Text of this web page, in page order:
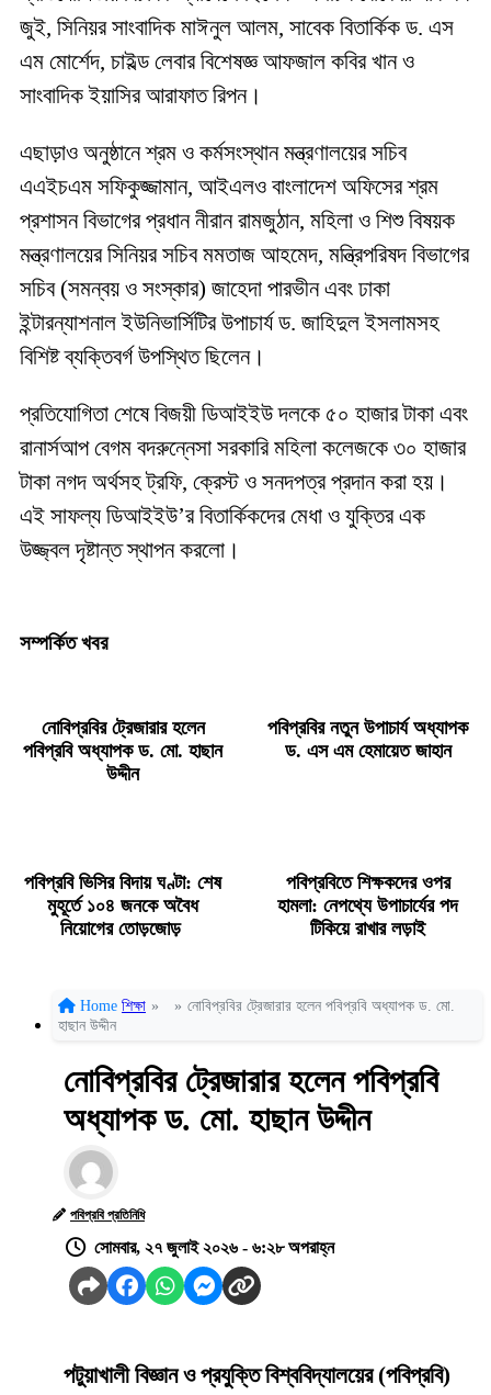
জুই, সিনিয়র সাংবাদিক মাঈনুল আলম, সাবেক বিতার্কিক ড. এস
এম মোর্শেদ, চাইল্ড লেবার বিশেষজ্ঞ আফজাল কবির খান ও
সাংবাদিক ইয়াসির আরাফাত রিপন।
এছাড়াও অনুষ্ঠানে শ্রম ও কর্মসংস্থান মন্ত্রণালয়ের সচিব
এএইচএম সফিকুজ্জামান, আইএলও বাংলাদেশ অফিসের শ্রম
প্রশাসন বিভাগের প্রধান নীরান রামজুঠান, মহিলা ও শিশু বিষয়ক
মন্ত্রণালয়ের সিনিয়র সচিব মমতাজ আহমেদ, মন্ত্রিপরিষদ বিভাগের
সচিব (সমন্বয় ও সংস্কার) জাহেদা পারভীন এবং ঢাকা
ইন্টারন্যাশনাল ইউনিভার্সিটির উপাচার্য ড. জাহিদুল ইসলামসহ
বিশিষ্ট ব্যক্তিবর্গ উপস্থিত ছিলেন।
প্রতিযোগিতা শেষে বিজয়ী ডিআইইউ দলকে ৫০ হাজার টাকা এবং
রানার্সআপ বেগম বদরুন্নেসা সরকারি মহিলা কলেজকে ৩০ হাজার
টাকা নগদ অর্থসহ ট্রফি, ক্রেস্ট ও সনদপত্র প্রদান করা হয়।
এই সাফল্য ডিআইইউ’র বিতার্কিকদের মেধা ও যুক্তির এক
উজ্জ্বল দৃষ্টান্ত স্থাপন করলো।
সম্পর্কিত খবর
নোবিপ্রবির ট্রেজারার হলেন
পবিপ্রবি অধ্যাপক ড. মো. হাছান
উদ্দীন
পবিপ্রবির নতুন উপাচার্য অধ্যাপক
ড. এস এম হেমায়েত জাহান
পবিপ্রবি ভিসির বিদায় ঘণ্টা: শেষ
মুহূর্তে ১০৪ জনকে অবৈধ
নিয়োগের তোড়জোড়
পবিপ্রবিতে শিক্ষকদের ওপর
হামলা: নেপথ্যে উপাচার্যের পদ
টিকিয়ে রাখার লড়াই
Home শিক্ষা » » নোবিপ্রবির ট্রেজারার হলেন পবিপ্রবি অধ্যাপক ড. মো.
হাছান উদ্দীন
নোবিপ্রবির ট্রেজারার হলেন পবিপ্রবি
অধ্যাপক ড. মো. হাছান উদ্দীন
পবিপ্রবি প্রতিনিধি
সোমবার, ২৭ জুলাই ২০২৬ - ৬:২৮ অপরাহ্ন
পটুয়াখালী বিজ্ঞান ও প্রযুক্তি বিশ্ববিদ্যালয়ের (পবিপ্রবি)